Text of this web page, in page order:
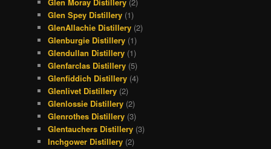
Glen Spey Distillery (1)
GlenAllachie Distillery (2)
Glenburgie Distillery (1)
Glendullan Distillery (1)
Glenfarclas Distillery (5)
Glenfiddich Distillery (4)
Glenlivet Distillery (2)
Glenlossie Distillery (2)
Glenrothes Distillery (3)
Glentauchers Distillery (3)
Inchgower Distillery (2)